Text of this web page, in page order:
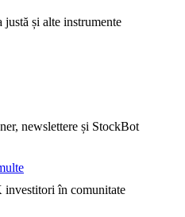
justă și alte instrumente
newslettere și StockBot
investitori în comunitate